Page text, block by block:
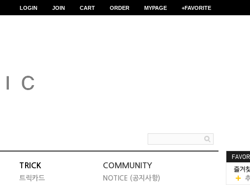
LOGIN JOIN CART ORDER MYPAGE +FAVORITE
TRICK
트릭카드
COMMUNITY
NOTICE (공지사항)